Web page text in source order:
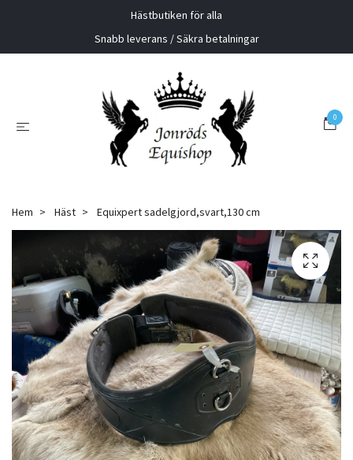
Hästbutiken för alla
Snabb leverans / Säkra betalningar
0
Hem Häst Equixpert sadelgjord,svart,130 cm